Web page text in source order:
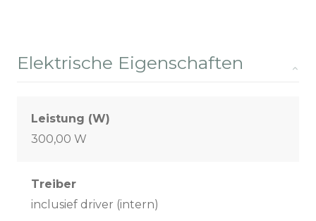
Elektrische Eigenschaften
Leistung (W)
300,00 W
Treiber
inclusief driver (intern)